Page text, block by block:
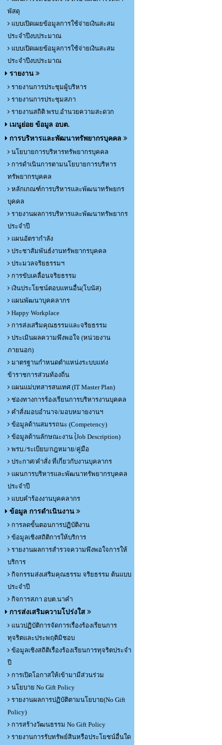
พัสดุ
แบบเปิดเผยข้อมูลการใช้จ่ายเงินสะสม
ประจำปีงบประมาณ
แบบเปิดเผยข้อมูลการใช้จ่ายเงินสะสม
ประจำปีงบประมาณ
รายงาน
รายงานการประชุมผู้บริหาร
รายงานการประชุมสภา
รายงานสถิติ พรบ.อำนวยความสะดวก
เมนูย่อย ข้อมูล อบต.
การบริหารและพัฒนาทรัพยากรบุคคล
นโยบายการบริหารทรัพยากรบุคคล
การดำเนินการตามนโยบายการบริหาร
ทรัพยากรบุคคล
หลักเกณฑ์การบริหารและพัฒนาทรัพยกร
บุคคล
รายงานผลการบริหารและพัฒนาทรัพยากร
ประจำปี
แผนอัตรากำลัง
ประชาสัมพันธ์งานทรัพยากรบุคคล
ประมวลจริยธรรมฯ
การขับเคลื่อนจริยธรรม
เงินประโยชน์ตอบแทนอื่น(โบนัส)
แผนพัฒนาบุคคลากร
Happy Workplace
การส่งเสริมคุณธรรมและจริยธรรม
ประเมินผลความพึงพอใจ (หน่วยงาน
ภายนอก)
มาตรฐานกำหนดตำแหน่งระบบแท่ง
ข้าราชการส่วนท้องถิ่น
แผนแม่บทสารสนเทศ (IT Master Plan)
ช่องทางการร้องเรียนการบริหารงานบุคคล
คำสั่งมอบอำนาจ/มอบหมายงานฯ
ข้อมูลด้านสมรรถนะ (Competency)
ข้อมูลด้านลักษณะงาน (๋Job Description)
พรบ./ระเบียบ/กฎหมาย/คู่มือ
ประกาศ/คำสั่ง ที่เกี่ยวกับงานบุคลากร
แผนการบริหารและพัฒนาทรัพยากรบุคคล
ประจำปี
แบบคำร้องงานบุคคลากร
ข้อมูล การดำเนินงาน
การลดขั้นตอนการปฏิบัติงาน
ข้อมูลเชิงสถิติการให้บริการ
รายงานผลการสำรวจความพึงพอใจการให้
บริการ
กิจกรรมส่งเสริมคุณธรรม จริยธรรม ต้นแบบ
ประจำปี
กิจการสภา อบต.นาคำ
การส่งเสริมความโปร่งใส
แนวปฏิบัติการจัดการเรื่องร้องเรียนการ
ทุจริตและประพฤติมิชอบ
ข้อมูลเชิงสถิติเรื่องร้องเรียนการทุจริตประจำ
ปี
การเปิดโอกาสให้เข้ามามีส่วนร่วม
นโยบาย No Gift Policy
รายงานผลการปฏิบัติตามนโยบาย(No Gift
Policy)
การสร้างวัฒนธรรม No Gift Policy
รายงานการรับทรัพย์สินหรือประโยชน์อื่นใด